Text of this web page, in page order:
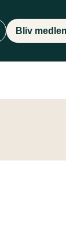
Bliv